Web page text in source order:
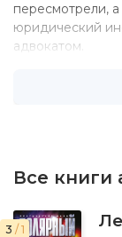
пересмотрели,
юридический
адвокатом.
Все книги
3 / 1